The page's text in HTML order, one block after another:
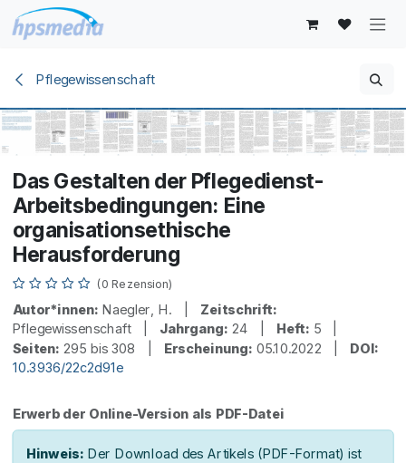
Zum Inhalt springen
Pflegewissenschaft
Das Gestalten der Pflegedienst-
Arbeitsbedingungen: Eine
organisationsethische
Herausforderung
(0 Rezension)
Autor*innen: Naegler, H. | Zeitschrift:
Pflegewissenschaft | Jahrgang: 24 | Heft: 5 |
Seiten: 295 bis 308 | Erscheinung: 05.10.2022 | DOI:
10.3936/22c2d91e
Erwerb der Online-Version als PDF-Datei
Hinweis: Der Download des Artikels (PDF-Format) ist